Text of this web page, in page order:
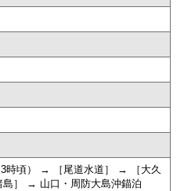
時頃） → ［尾道水道］ → ［大久
］ → 山口・周防大島沖錨泊